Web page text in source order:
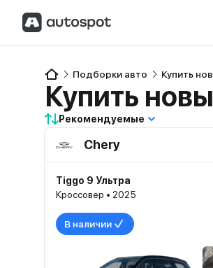
Подборки авто Купить
Купить
Рекомендуемые
Chery
Tiggo 9 Ультра
Кроссовер • 2025
В наличии